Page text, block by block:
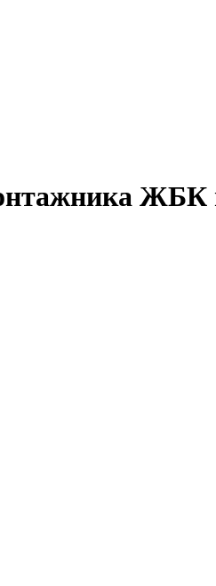
ЖБК